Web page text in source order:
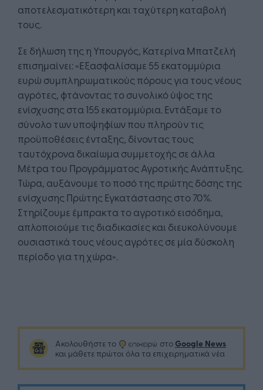
αποτελεσματικότερη και ταχύτερη καταβολή
τους.
Σε δήλωση της η Υπουργός, Κατερίνα Μπατζελή
επισημαίνει: «Εξασφαλίσαμε 55 εκατομμύρια
ευρώ συμπληρωματικούς πόρους για τους νέους
αγρότες, φτάνοντας το συνολικό ύψος της
ενίσχυσης στα 155 εκατομμύρια. Εντάξαμε το
σύνολο των υποψηφίων που πληρούν τις
προϋποθέσεις ένταξης, δίνοντας τους
ταυτόχρονα δικαίωμα συμμετοχής σε άλλα
Μέτρα του Προγράμματος Αγροτικής Ανάπτυξης.
Τώρα, αυξάνουμε το ποσό της πρώτης δόσης της
ενίσχυσης Πρώτης Εγκατάστασης στο 70%.
Στηρίζουμε έμπρακτα το αγροτικό εισόδημα,
απλοποιούμε τις διαδικασίες και διευκολύνουμε
ουσιαστικά τους νέους αγρότες σε μία δύσκολη
περίοδο για τη χώρα».
Ακολουθήστε το στο Google News
και μάθετε πρώτοι όλα τα επιχειρηματικά νέα